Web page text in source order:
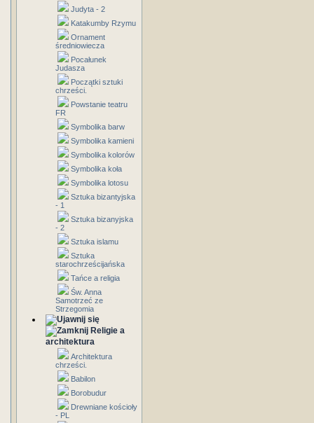
Judyta - 2
Katakumby Rzymu
Ornament
średniowiecza
Pocałunek
Judasza
Początki sztuki
chrześci.
Powstanie teatru
FR
Symbolika barw
Symbolika kamieni
Symbolika kolorów
Symbolika koła
Symbolika lotosu
Sztuka bizantyjska
- 1
Sztuka bizanyjska
- 2
Sztuka islamu
Sztuka
starochrześcijańska
Tańce a religia
Św. Anna
Samotrzeć ze
Strzegomia
Religie a
architektura
Architektura
chrześci.
Babilon
Borobudur
Drewniane kościoły
- PL